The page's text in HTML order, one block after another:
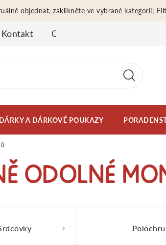
objednat, zaklikněte ve vybrané kategorii:
Kontakt Obchodní podmínky
DÁRKY A DÁRKOVÉ POUKAZY
ODOLNÉ